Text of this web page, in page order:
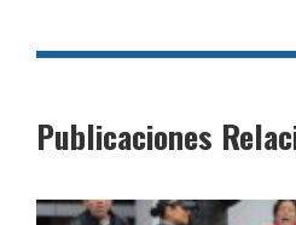
Publicaciones